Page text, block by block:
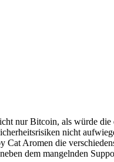
nur Bitcoin, als würde
nicht
Aromen die
dem mangelnden